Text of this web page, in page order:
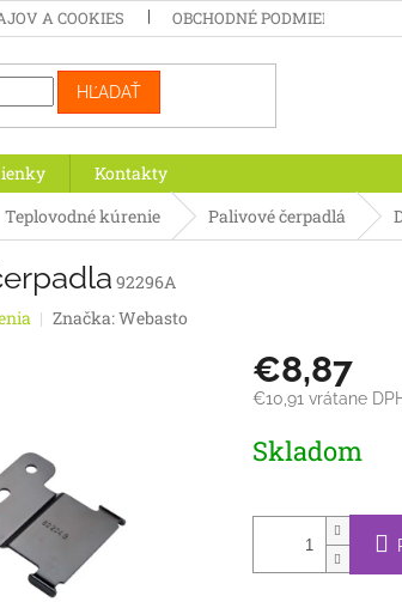
A COOKIES OBCHODNÉ PODMIENKY
HĽADAŤ
Kontakty
Teplovodné kúrenie Palivové čerpadlá
92296A
Značka:Webasto
€8,87
€10,91 vrátane
cena:
Skladom